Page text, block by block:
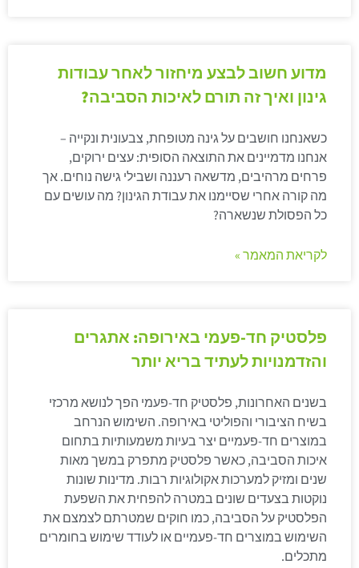
מדוע חשוב לבצע מיחזור לאחר עבודות
גינון ואיך זה תורם לאיכות הסביבה?
כשאנחנו חושבים על גינה מטופחת, צבעונית ונקייה –
אנחנו מדמיינים את התוצאה הסופית: עצים ירוקים,
פרחים מרהיבים, מדשאה רעננה ושבילי גישה נוחים. אך
מה קורה אחרי שסיימנו את עבודת הגינון? מה עושים עם
כל הפסולת שנשארה?
לקריאת המאמר »
פלסטיק חד-פעמי באירופה: אתגרים
והזדמנויות לעתיד בריא יותר
בשנים האחרונות, פלסטיק חד-פעמי הפך לנושא מרכזי
בשיח הציבורי והפוליטי באירופה. השימוש הנרחב
במוצרים חד-פעמיים יצר בעיות משמעותיות בתחום
איכות הסביבה, כאשר פלסטיק מתפרק במשך מאות
שנים ומזיק למערכות אקולוגיות רבות. מדינות שונות
נוקטות בצעדים שונים במטרה להפחית את השפעת
הפלסטיק על הסביבה, כמו חוקים שמטרתם לצמצם את
השימוש במוצרים חד-פעמיים או לעודד שימוש בחומרים
מתכלים.